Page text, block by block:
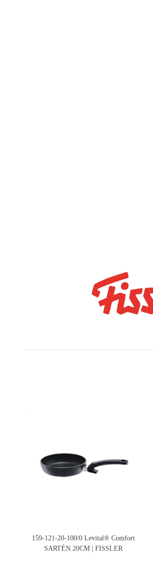
159-121-20-100/0 Levital® Comfort
SARTÉN 20CM | FISSLER